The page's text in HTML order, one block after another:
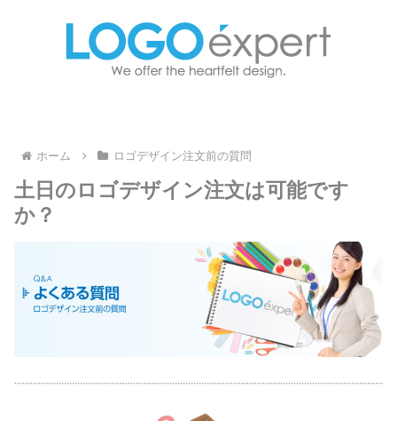
ホーム ロゴデザイン注文前の質問
土日のロゴデザイン注文は可能です
か？